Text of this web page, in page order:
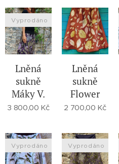
Lněná
sukně
Máky V.
Vyprodáno
3 800,00 Kč
Lněná
sukně
Flower
2 700,00 Kč
Vyprodáno Vyprodáno